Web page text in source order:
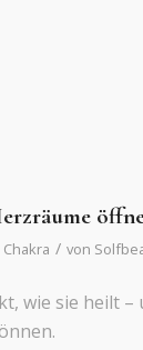
Chakra / von
wie sie heilt